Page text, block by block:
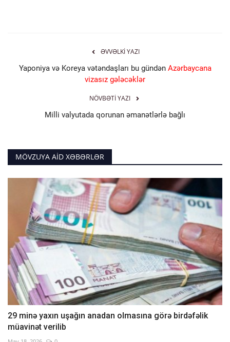
ƏVVƏLKI YAZI
Yaponiya və Koreya vətəndaşları bu gündən Azərbaycana
vizasız gələcəklər
NÖVBƏTI YAZI
Milli valyutada qorunan əmanətlərlə bağlı
MÖVZUYA AID XƏBƏRLƏR
29 minə yaxın uşağın anadan olmasına görə birdəfəlik
müavinət verilib